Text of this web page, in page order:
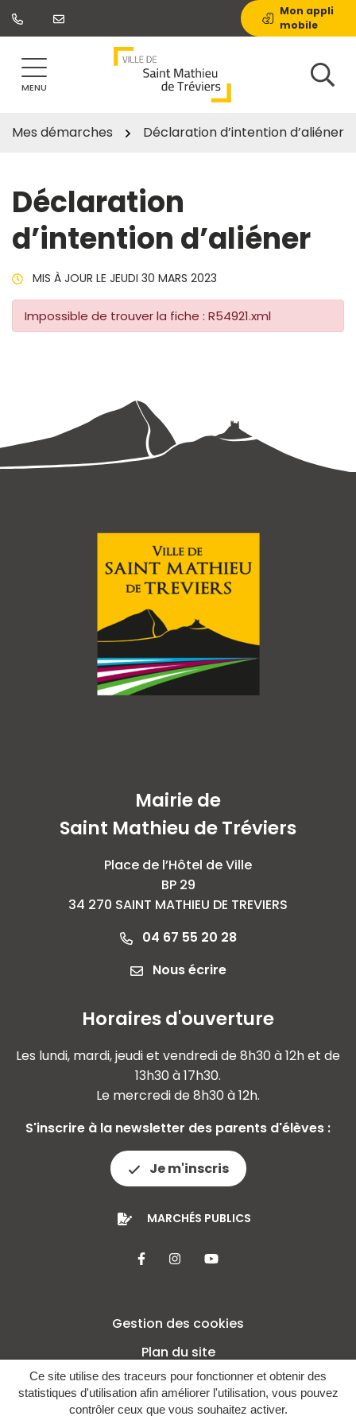
Ce site utilise des traceurs pour fonctionner et obtenir des
statistiques d'utilisation afin améliorer l'utilisation, vous pouvez
contrôler ceux que vous souhaitez activer.
Aller
Mon appli
mobile
MENU
Mes démarches Déclaration d’intention d’aliéner
Déclaration
d’intention d’aliéner
MIS À JOUR LE JEUDI 30 MARS 2023
Impossible de trouver la fiche : R54921.xml
Mairie de
Saint Mathieu de Tréviers
Place de l’Hôtel de Ville
BP 29
34 270 SAINT MATHIEU DE TREVIERS
04 67 55 20 28
Nous écrire
Horaires d'ouverture
Les lundi, mardi, jeudi et vendredi de 8h30 à 12h et de
13h30 à 17h30.
Le mercredi de 8h30 à 12h.
S'inscrire à la newsletter des parents d'élèves :
Je m'inscris
MARCHÉS PUBLICS
Lien vers le compte Facebook
Lien vers le compte
Lien vers la chaîne
Gestion des cookies
Plan du site
Mentions légales
Crédits